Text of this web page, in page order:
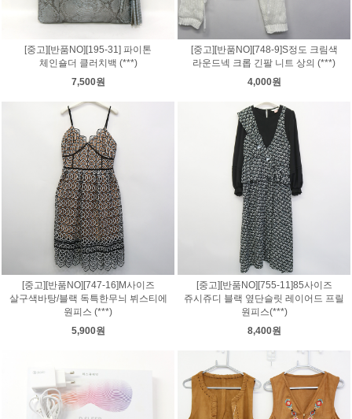
[중고][반품NO][195-31] 파이톤
체인숄더 클러치백 (***)
7,500원
[중고][반품NO][748-9]S정도 크림색
라운드넥 크롭 긴팔 니트 상의 (***)
4,000원
[중고][반품NO][747-16]M사이즈
살구색바탕/블랙 독특한무늬 뷔스티에
원피스 (***)
5,900원
[중고][반품NO][755-11]85사이즈
쥬시쥬디 블랙 옆단슬릿 레이어드 프릴
원피스(***)
8,400원